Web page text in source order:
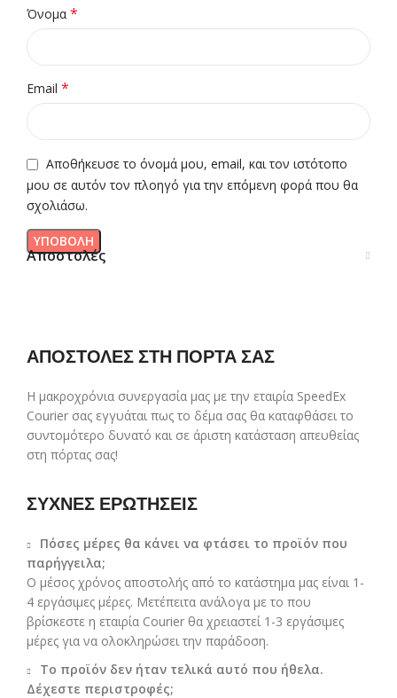
Όνομα *
Email *
Αποθήκευσε το όνομά μου, email, και τον ιστότοπο
μου σε αυτόν τον πλοηγό για την επόμενη φορά που θα
σχολιάσω.
Αποστολές
ΑΠΟΣΤΟΛΕΣ ΣΤΗ ΠΟΡΤΑ ΣΑΣ
Η μακροχρόνια συνεργασία μας με την εταιρία SpeedEx
Courier σας εγγυάται πως το δέμα σας θα καταφθάσει το
συντομότερο δυνατό και σε άριστη κατάσταση απευθείας
στη πόρτας σας!
ΣΥΧΝΕΣ ΕΡΩΤΗΣΕΙΣ
Πόσες μέρες θα κάνει να φτάσει το προϊόν που
παρήγγειλα;
Ο μέσος χρόνος αποστολής από το κατάστημα μας είναι 1-
4 εργάσιμες μέρες. Μετέπειτα ανάλογα με το που
βρίσκεστε η εταιρία Courier θα χρειαστεί 1-3 εργάσιμες
μέρες για να ολοκληρώσει την παράδοση.
Το προϊόν δεν ήταν τελικά αυτό που ήθελα.
Δέχεστε περιστροφές;